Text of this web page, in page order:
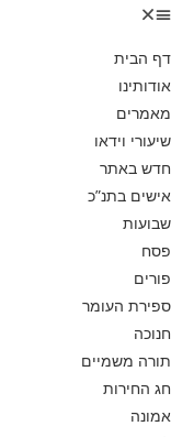
דף הבית
אודותינו
מאמרים
שיעורי וידאו
חדש באתר
אישים בתנ”כ
שבועות
פסח
פורים
ספירת העומר
חנוכה
תורה משמיים
חג החירות
אמונה